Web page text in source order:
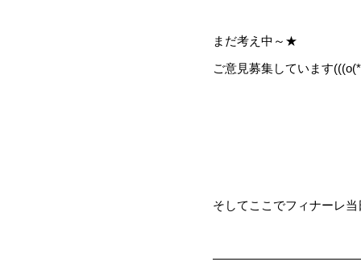
まだ考え中～★
ご意見募集しています
そしてここでフィナーレ